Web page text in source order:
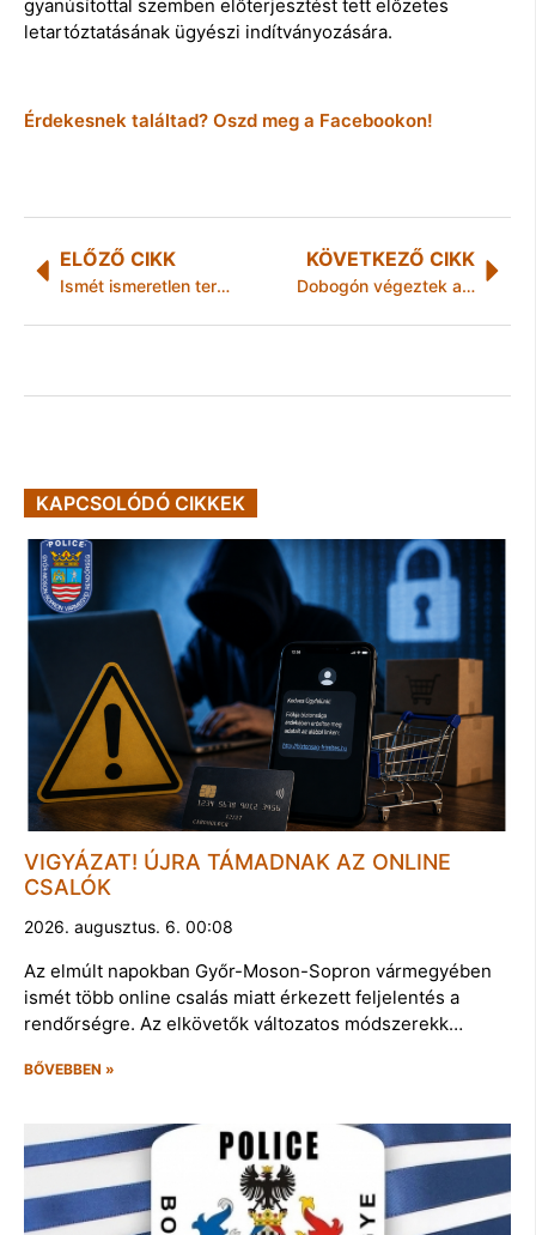
gyanúsítottal szemben előterjesztést tett előzetes
letartóztatásának ügyészi indítványozására.
Érdekesnek találtad? Oszd meg a Facebookon!
ELŐZŐ CIKK
Ismét ismeretlen terepen!
KÖVETKEZŐ CIKK
Dobogón végeztek az ÉSZAKERDŐ csapatai az országos döntőn
KAPCSOLÓDÓ CIKKEK
VIGYÁZAT! ÚJRA TÁMADNAK AZ ONLINE
CSALÓK
2026. augusztus. 6. 00:08
Az elmúlt napokban Győr-Moson-Sopron vármegyében
ismét több online csalás miatt érkezett feljelentés a
rendőrségre. Az elkövetők változatos módszerekk…
BŐVEBBEN »